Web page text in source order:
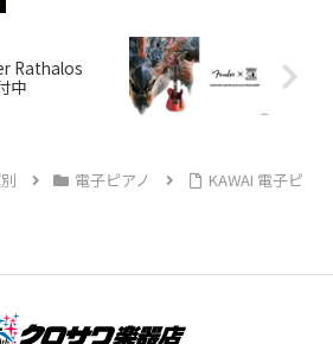
Rathalos
中
電子ピアノ
KAWAI 電子ピ